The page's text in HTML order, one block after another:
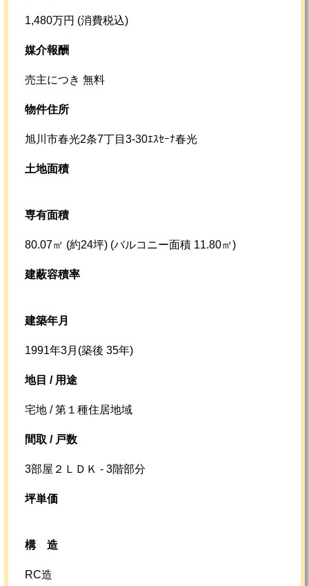
1,480万円 (消費税込)
媒介報酬
売主につき 無料
物件住所
旭川市春光2条7丁目3‐30ｴｽｾｰﾅ春光
土地面積
専有面積
80.07㎡ (約24坪) (バルコニー面積 11.80㎡)
建蔽容積率
建築年月
1991年3月(築後 35年)
地目 / 用途
宅地 / 第１種住居地域
間取 / 戸数
3部屋２ＬＤＫ - 3階部分
坪単価
構造
RC造